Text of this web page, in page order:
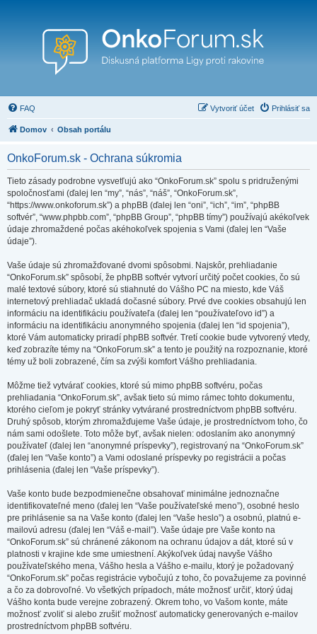
FAQ Prihlásiť sa
Vytvoriť účet
Domov Obsah portálu
OnkoForum.sk - Ochrana súkromia
Tieto zásady podrobne vysvetľujú ako “OnkoForum.sk” spolu s pridruženými
spoločnosťami (ďalej len “my”, “nás”, “náš”, “OnkoForum.sk”,
“https://www.onkoforum.sk”) a phpBB (ďalej len “oni”, “ich”, “im”, “phpBB
softvér”, “www.phpbb.com”, “phpBB Group”, “phpBB tímy”) používajú akékoľvek
údaje zhromaždené počas akéhokoľvek spojenia s Vami (ďalej len “Vaše
údaje”).
Vaše údaje sú zhromažďované dvomi spôsobmi. Najskôr, prehliadanie
“OnkoForum.sk” spôsobí, že phpBB softvér vytvorí určitý počet cookies, čo sú
malé textové súbory, ktoré sú stiahnuté do Vášho PC na miesto, kde Váš
internetový prehliadač ukladá dočasné súbory. Prvé dve cookies obsahujú len
informáciu na identifikáciu používateľa (ďalej len “používateľovo id”) a
informáciu na identifikáciu anonymného spojenia (ďalej len “id spojenia”),
ktoré Vám automaticky priradí phpBB softvér. Tretí cookie bude vytvorený vtedy,
keď zobrazíte témy na “OnkoForum.sk” a tento je použitý na rozpoznanie, ktoré
témy už boli zobrazené, čím sa zvýši komfort Vášho prehliadania.
Môžme tiež vytvárať cookies, ktoré sú mimo phpBB softvéru, počas
prehliadania “OnkoForum.sk”, avšak tieto sú mimo rámec tohto dokumentu,
ktorého cieľom je pokryť stránky vytvárané prostredníctvom phpBB softvéru.
Druhý spôsob, ktorým zhromažďujeme Vaše údaje, je prostredníctvom toho, čo
nám sami odošlete. Toto môže byť, avšak nielen: odoslaním ako anonymný
používateľ (ďalej len “anonymné príspevky”), registrovaný na “OnkoForum.sk”
(ďalej len “Vaše konto”) a Vami odoslané príspevky po registrácii a počas
prihlásenia (ďalej len “Vaše príspevky”).
Vaše konto bude bezpodmienečne obsahovať minimálne jednoznačne
identifikovateľné meno (ďalej len “Vaše používateľské meno”), osobné heslo
pre prihlásenie sa na Vaše konto (ďalej len “Vaše heslo”) a osobnú, platnú e-
mailovú adresu (ďalej len “Váš e-mail”). Vaše údaje pre Vaše konto na
“OnkoForum.sk” sú chránené zákonom na ochranu údajov a dát, ktoré sú v
platnosti v krajine kde sme umiestnení. Akýkoľvek údaj navyše Vášho
používateľského mena, Vášho hesla a Vášho e-mailu, ktorý je požadovaný
“OnkoForum.sk” počas registrácie vybočujú z toho, čo považujeme za povinné
a čo za dobrovoľné. Vo všetkých prípadoch, máte možnosť určiť, ktorý údaj
Vášho konta bude verejne zobrazený. Okrem toho, vo Vašom konte, máte
možnosť zvoliť si alebo zrušiť možnosť automaticky generovaných e-mailov
prostredníctvom phpBB softvéru.